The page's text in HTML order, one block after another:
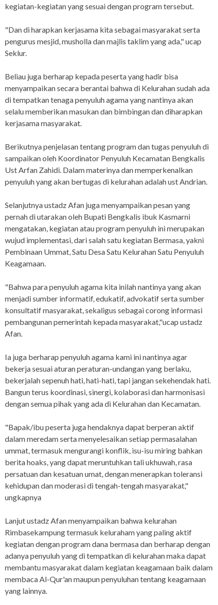
kegiatan-kegiatan yang sesuai dengan program tersebut.
"Dan di harapkan kerjasama kita sebagai masyarakat serta
pengurus mesjid, musholla dan majlis taklim yang ada," ucap
Seklur.
Beliau juga berharap kepada peserta yang hadir bisa
menyampaikan secara berantai bahwa di Kelurahan sudah ada
di tempatkan tenaga penyuluh agama yang nantinya akan
selalu memberikan masukan dan bimbingan dan diharapkan
kerjasama masyarakat.
Berikutnya penjelasan tentang program dan tugas penyuluh di
sampaikan oleh Koordinator Penyuluh Kecamatan Bengkalis
Ust Arfan Zahidi. Dalam materinya dan memperkenalkan
penyuluh yang akan bertugas di kelurahan adalah ust Andrian.
Selanjutnya ustadz Afan juga menyampaikan pesan yang
pernah di utarakan oleh Bupati Bengkalis ibuk Kasmarni
mengatakan, kegiatan atau program penyuluh ini merupakan
wujud implementasi, dari salah satu kegiatan Bermasa, yakni
Pembinaan Ummat, Satu Desa Satu Kelurahan Satu Penyuluh
Keagamaan.
"Bahwa para penyuluh agama kita inilah nantinya yang akan
menjadi sumber informatif, edukatif, advokatif serta sumber
konsultatif masyarakat, sekaligus sebagai corong informasi
pembangunan pemerintah kepada masyarakat,"ucap ustadz
Afan.
Ia juga berharap penyuluh agama kami ini nantinya agar
bekerja sesuai aturan peraturan-undangan yang berlaku,
bekerjalah sepenuh hati, hati-hati, tapi jangan sekehendak hati.
Bangun terus koordinasi, sinergi, kolaborasi dan harmonisasi
dengan semua pihak yang ada di Kelurahan dan Kecamatan.
"Bapak/ibu peserta juga hendaknya dapat berperan aktif
dalam meredam serta menyelesaikan setiap permasalahan
ummat, termasuk mengurangi konflik, isu-isu miring bahkan
berita hoaks, yang dapat meruntuhkan tali ukhuwah, rasa
persatuan dan kesatuan umat, dengan menerapkan toleransi
kehidupan dan moderasi di tengah-tengah masyarakat,"
ungkapnya
Lanjut ustadz Afan menyampaikan bahwa kelurahan
Rimbasekampung termasuk keluraham yang paling aktif
kegiatan dengan program dana bermasa dan berharap dengan
adanya penyuluh yang di tempatkan di kelurahan maka dapat
membantu masyarakat dalam kegiatan keagamaan baik dalam
membaca Al-Qur'an maupun penyuluhan tentang keagamaan
yang lainnya.